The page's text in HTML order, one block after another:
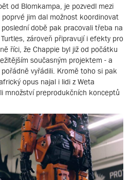
od Blomkampa, je pozvedl mezi
jim dal možnost koordinovat
době pak pracovali třeba na
zároveň připravují i efekty pro
říci, že Chappie byl již od počátku
současným projektem - a
vyřádili. Kromě toho si pak
opus najal i lidi z Weta
množství preprodukčních konceptů